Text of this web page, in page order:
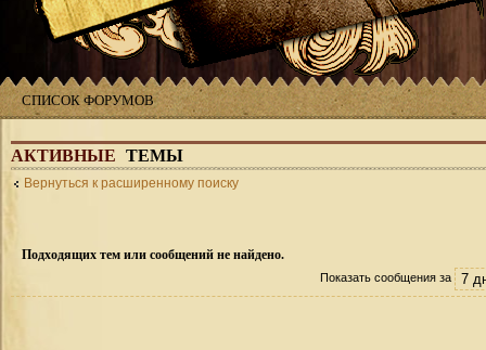
СПИСОК ФОРУМОВ
АКТИВНЫЕ ТЕМЫ
Вернуться к расширенному поиску
Подходящих тем или сообщений не найдено.
Показать сообщения за